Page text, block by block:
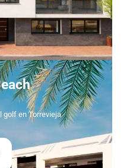
golf en Torrevieja